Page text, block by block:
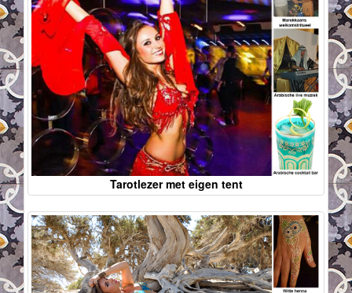
Tarotlezer met eigen tent